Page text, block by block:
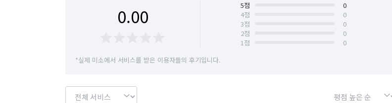
0.00 5점
0
4점
0
3점
0
2점
0
1점
0
*실제 미소에서 서비스를 받은 이용자들의 후기입니다.